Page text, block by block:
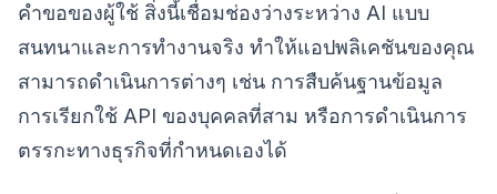
คำขอของผู้ใช้ สิ่งนี้เชื่อมช่องว่างระหว่าง AI แบบ
สนทนาและการทำงานจริง ทำให้แอปพลิเคชันของคุณ
สามารถดำเนินการต่างๆ เช่น การสืบค้นฐานข้อมูล
การเรียกใช้ API ของบุคคลที่สาม หรือการดำเนินการ
ตรรกะทางธุรกิจที่กำหนดเองได้